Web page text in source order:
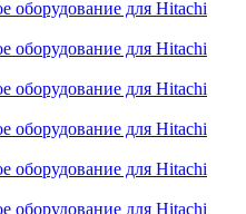
оборудование для Hitachi
оборудование для Hitachi
оборудование для Hitachi
оборудование для Hitachi
оборудование для Hitachi
оборудование для Hitachi